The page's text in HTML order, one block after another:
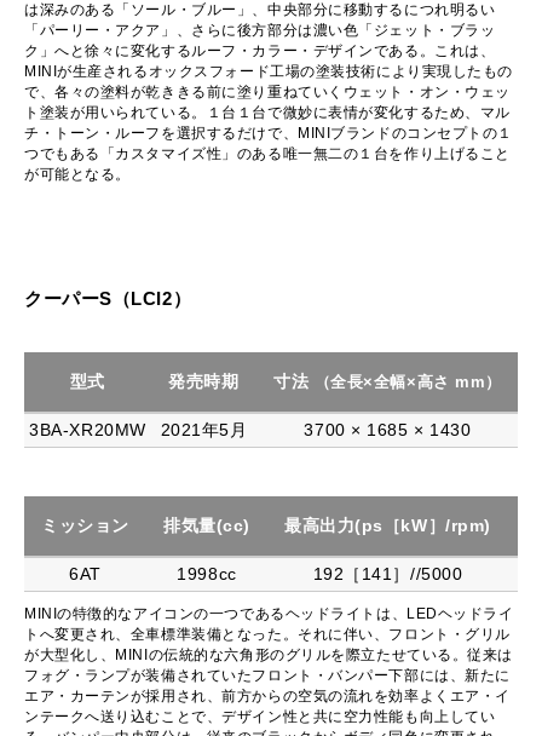
は深みのある「ソール・ブルー」、中央部分に移動するにつれ明るい
「パーリー・アクア」、さらに後方部分は濃い色「ジェット・ブラッ
ク」へと徐々に変化するルーフ・カラー・デザインである。これは、
MINIが生産されるオックスフォード工場の塗装技術により実現したもの
で、各々の塗料が乾ききる前に塗り重ねていくウェット・オン・ウェッ
ト塗装が用いられている。１台１台で微妙に表情が変化するため、マル
チ・トーン・ルーフを選択するだけで、MINIブランドのコンセプトの１
つでもある「カスタマイズ性」のある唯一無二の１台を作り上げること
が可能となる。
クーパーS（LCI2）
型式 発売時期 寸法 （全長×全幅×高さ mm）
3BA-XR20MW 2021年5月 3700 × 1685 × 1430
ミッション 排気量(cc) 最高出力(ps［kW］/rpm)
6AT 1998cc 192［141］//5000
MINIの特徴的なアイコンの一つであるヘッドライトは、LEDヘッドライ
トへ変更され、全車標準装備となった。それに伴い、フロント・グリル
が大型化し、MINIの伝統的な六角形のグリルを際立たせている。従来は
フォグ・ランプが装備されていたフロント・バンパー下部には、新たに
エア・カーテンが採用され、前方からの空気の流れを効率よくエア・イ
ンテークへ送り込むことで、デザイン性と共に空力性能も向上してい